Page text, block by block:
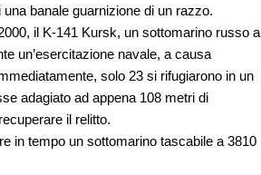
banale guarnizione di un razzo.
il K-141 Kursk, un sottomarino russo a
un’esercitazione navale, a causa
solo 23 si rifugiarono in un
adagiato ad appena 108 metri di
il relitto.
in tempo un sottomarino tascabile a 3810